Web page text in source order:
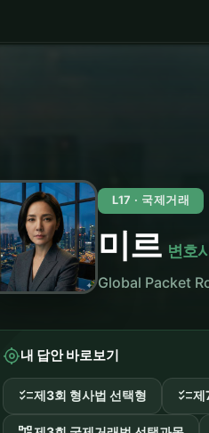
L17 · 국제거래
미르 변호
Global Packet
my_location내 답안 바로보기
checklist제3회 형사법 선택형 checklist제